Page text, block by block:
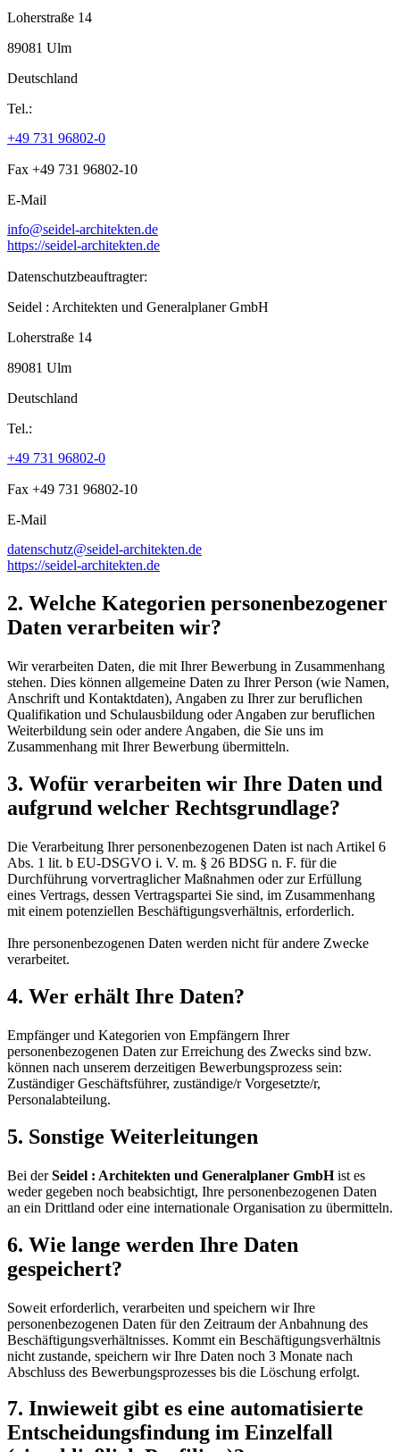
Loherstraße 14
89081 Ulm
Deutschland
Tel.:
+49 731 96802-0
Fax +49 731 96802-10
E-Mail
info@seidel-architekten.de
https://seidel-architekten.de
Datenschutzbeauftragter:
Seidel : Architekten und Generalplaner GmbH
Loherstraße 14
89081 Ulm
Deutschland
Tel.:
+49 731 96802-0
Fax +49 731 96802-10
E-Mail
datenschutz@seidel-architekten.de
https://seidel-architekten.de
2. Welche Kategorien personenbezogener
Daten verarbeiten wir?
Wir verarbeiten Daten, die mit Ihrer Bewerbung in Zusammenhang
stehen. Dies können allgemeine Daten zu Ihrer Person (wie Namen,
Anschrift und Kontaktdaten), Angaben zu Ihrer zur beruflichen
Qualifikation und Schulausbildung oder Angaben zur beruflichen
Weiterbildung sein oder andere Angaben, die Sie uns im
Zusammenhang mit Ihrer Bewerbung übermitteln.
3. Wofür verarbeiten wir Ihre Daten und
aufgrund welcher Rechtsgrundlage?
Die Verarbeitung Ihrer personenbezogenen Daten ist nach Artikel 6
Abs. 1 lit. b EU-DSGVO i. V. m. § 26 BDSG n. F. für die
Durchführung vorvertraglicher Maßnahmen oder zur Erfüllung
eines Vertrags, dessen Vertragspartei Sie sind, im Zusammenhang
mit einem potenziellen Beschäftigungsverhältnis, erforderlich.
Ihre personenbezogenen Daten werden nicht für andere Zwecke
verarbeitet.
4. Wer erhält Ihre Daten?
Empfänger und Kategorien von Empfängern Ihrer
personenbezogenen Daten zur Erreichung des Zwecks sind bzw.
können nach unserem derzeitigen Bewerbungsprozess sein:
Zuständiger Geschäftsführer, zuständige/r Vorgesetzte/r,
Personalabteilung.
5. Sonstige Weiterleitungen
Bei derSeidel : Architekten und Generalplaner GmbHist es
weder gegeben noch beabsichtigt, Ihre personenbezogenen Daten
an ein Drittland oder eine internationale Organisation zu übermitteln.
6. Wie lange werden Ihre Daten
gespeichert?
Soweit erforderlich, verarbeiten und speichern wir Ihre
personenbezogenen Daten für den Zeitraum der Anbahnung des
Beschäftigungsverhältnisses. Kommt ein Beschäftigungsverhältnis
nicht zustande, speichern wir Ihre Daten noch 3 Monate nach
Abschluss des Bewerbungsprozesses bis die Löschung erfolgt.
7. Inwieweit gibt es eine automatisierte
Entscheidungsfindung im Einzelfall